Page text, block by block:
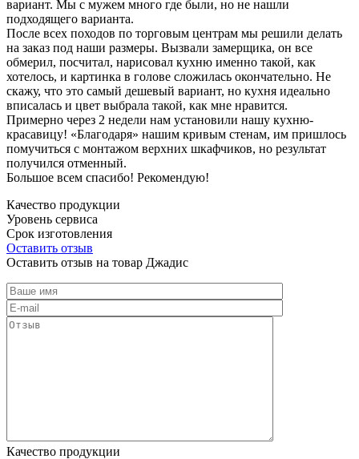
вариант. Мы с мужем много где были, но не нашли
подходящего варианта.
После всех походов по торговым центрам мы решили делать
на заказ под наши размеры. Вызвали замерщика, он все
обмерил, посчитал, нарисовал кухню именно такой, как
хотелось, и картинка в голове сложилась окончательно. Не
скажу, что это самый дешевый вариант, но кухня идеально
вписалась и цвет выбрала такой, как мне нравится.
Примерно через 2 недели нам установили нашу кухню-
красавицу! «Благодаря» нашим кривым стенам, им пришлось
помучиться с монтажом верхних шкафчиков, но результат
получился отменный.
Большое всем спасибо! Рекомендую!
Качество продукции
Уровень сервиса
Срок изготовления
Оставить отзыв
Оставить отзыв на товар Джадис
Качество продукции